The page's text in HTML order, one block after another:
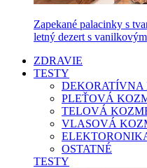
Zapekané palacinky s
letný dezert s
ZDRAVIE
TESTY
DEKORATÍVNA
PLEŤOVÁ
TELOVÁ
VLASOVÁ
OSTATNÉ
TESTY